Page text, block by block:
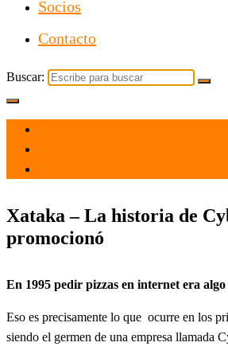
Socios
Contacto
Buscar:
Xataka – La historia de
promocionó
En 1995 pedir pizzas en internet era
Eso es precisamente lo que ocurre en los
siendo el germen de una empresa llamada